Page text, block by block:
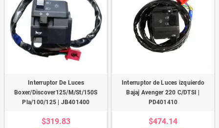
Interruptor De Luces
Boxer/Discover125/M/St/150S
Pla/100/125 | JB401400
$319.83
Interruptor de Luces izquierdo
Bajaj Avenger 220 C/DTSI |
PD401410
$474.14